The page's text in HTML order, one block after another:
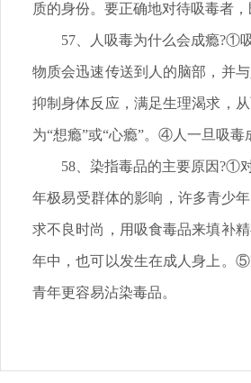
质的身份。要正确地对待吸毒者
57、人吸毒为什么会成瘾?①
物质会迅速传送到人的脑部，并
抑制身体反应，满足生理渴求，
为“想瘾”或“心瘾”。④人一旦吸
58、染指毒品的主要原因?①
年极易受群体的影响，许多青少
求不良时尚，用吸食毒品来填补
年中，也可以发生在成人身上。
青年更容易沾染毒品。